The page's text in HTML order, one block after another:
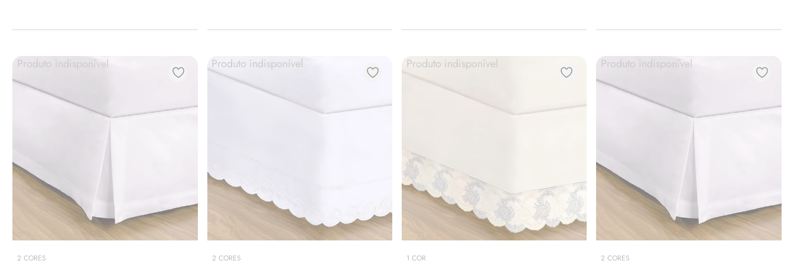
2 CORES
Produto indisponível
2 CORES
Produto indisponível
1 COR
Produto indisponível
2 CORES
Produto indisponível